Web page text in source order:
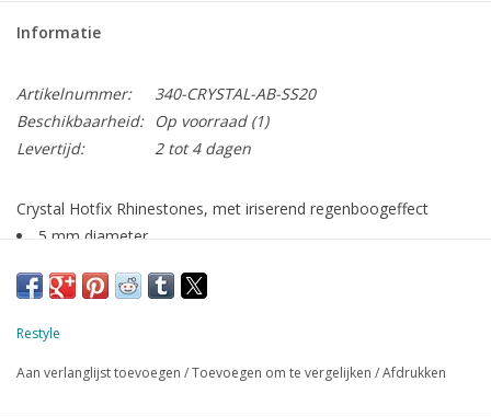
Informatie
Artikelnummer:
340-CRYSTAL-AB-SS20
Beschikbaarheid:
Op voorraad(1)
Levertijd:
2 tot 4 dagen
Crystal Hotfix Rhinestones, met iriserend regenboogeffect
5 mm diameter
met lijmlaag die geactiveerd wordt door warmte
Restyle
Aan verlanglijst toevoegen /Toevoegen om te vergelijken /Afdrukken